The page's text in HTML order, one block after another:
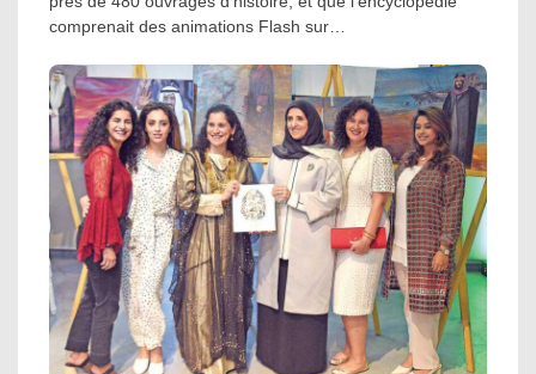
comprenait des animations Flash sur…